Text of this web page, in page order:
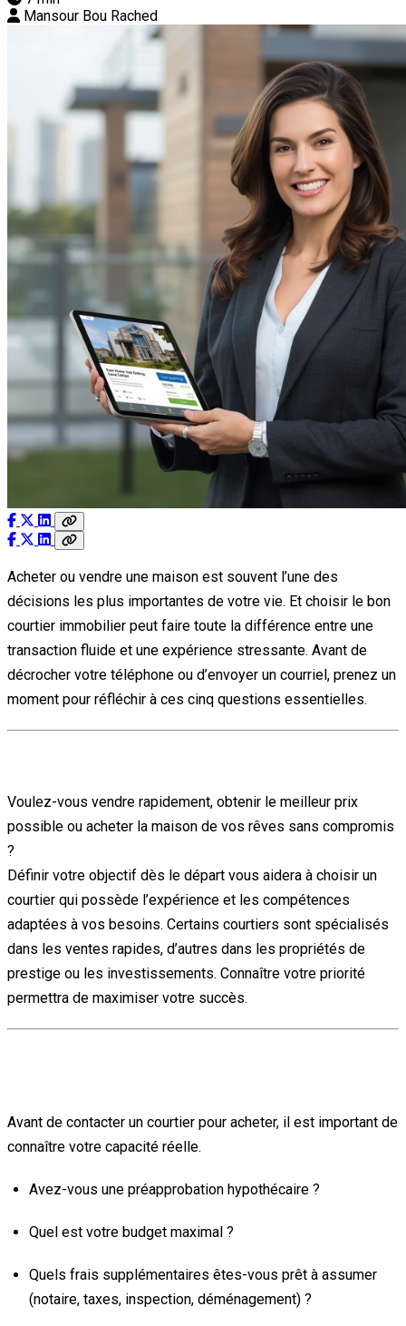
Mansour Bou Rached
Acheter ou vendre une maison est souvent l’une des
décisions les plus importantes de votre vie. Et choisir le bon
courtier immobilier peut faire toute la différence entre une
transaction fluide et une expérience stressante. Avant de
décrocher votre téléphone ou d’envoyer un courriel, prenez un
moment pour réfléchir à ces cinq questions essentielles.
Voulez-vous vendre rapidement, obtenir le meilleur prix
possible ou acheter la maison de vos rêves sans compromis
?
Définir votre objectif dès le départ vous aidera à choisir un
courtier qui possède l’expérience et les compétences
adaptées à vos besoins. Certains courtiers sont spécialisés
dans les ventes rapides, d’autres dans les propriétés de
prestige ou les investissements. Connaître votre priorité
permettra de maximiser votre succès.
Avant de contacter un courtier pour acheter, il est important de
connaître votre capacité réelle.
Avez-vous une préapprobation hypothécaire ?
Quel est votre budget maximal ?
Quels frais supplémentaires êtes-vous prêt à assumer
(notaire, taxes, inspection, déménagement) ?